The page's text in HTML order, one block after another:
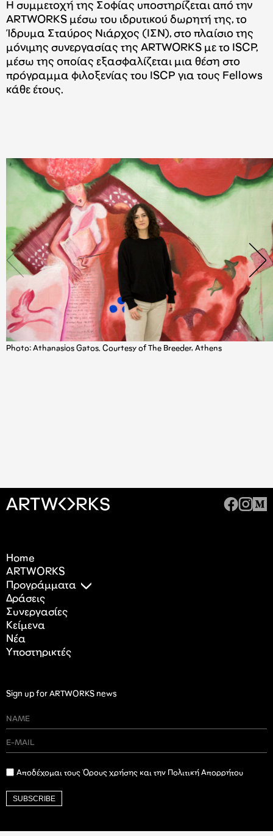
Η συμμετοχή της Σοφίας υποστηρίζεται από την
ARTWORKS μέσω του ιδρυτικού δωρητή της, το
Ίδρυμα Σταύρος Νιάρχος (ΙΣΝ), στο πλαίσιο της
μόνιμης συνεργασίας της ARTWORKS με το ISCP,
μέσω της οποίας εξασφαλίζεται μια θέση στο
πρόγραμμα φιλοξενίας του ISCP για τους Fellows
κάθε έτους.
Photo: Athanasios Gatos. Courtesy of The Breeder, Athens
Home
ARTWORKS
Προγράμματα
Δράσεις
Συνεργασίες
Κείμενα
Nέα
Υποστηρικτές
Sign up for ARTWORKS news
Αποδέχομαι τους Όρους χρήσης και την Πολιτική Απορρήτου
SUBSCRIBE